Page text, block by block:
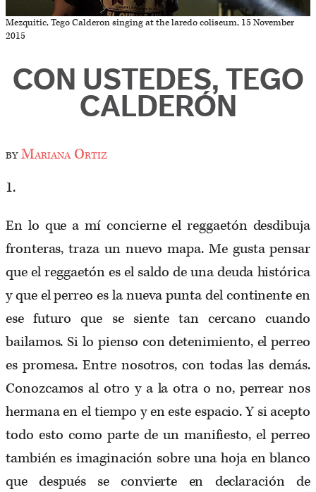
Mezquitic, Tego Calderon singing at the laredo coliseum, 15 November
2015
CON USTEDES, TEGO
CALDERÓN
byMariana Ortiz
1.
En lo que a mí concierne el reggaetón desdibuja
fronteras, traza un nuevo mapa. Me gusta pensar
que el reggaetón es el saldo de una deuda histórica
y que el perreo es la nueva punta del continente en
ese futuro que se siente tan cercano cuando
bailamos. Si lo pienso con detenimiento, el perreo
es promesa. Entre nosotros, con todas las demás.
Conozcamos al otro y a la otra o no, perrear nos
hermana en el tiempo y en este espacio. Y si acepto
todo esto como parte de un manifiesto, el perreo
también es imaginación sobre una hoja en blanco
que después se convierte en declaración de